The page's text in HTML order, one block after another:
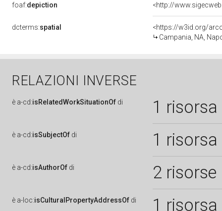
foaf:depiction
dcterms:spatial
<https://w3id.org/
Campania, NA,
RELAZIONI INVERSE
è a-cd:isRelatedWorkSituationOf di 1 risorsa
è a-cd:isSubjectOf di 1 risorsa
è a-cd:isAuthorOf di 2 risorse
è a-loc:isCulturalPropertyAddressOf di 1 risorsa